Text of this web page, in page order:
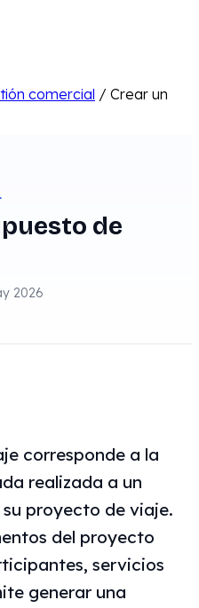
comercial / Crear un
de
2026
corresponde a la
realizada a un
proyecto de viaje.
del proyecto
servicios
generar una